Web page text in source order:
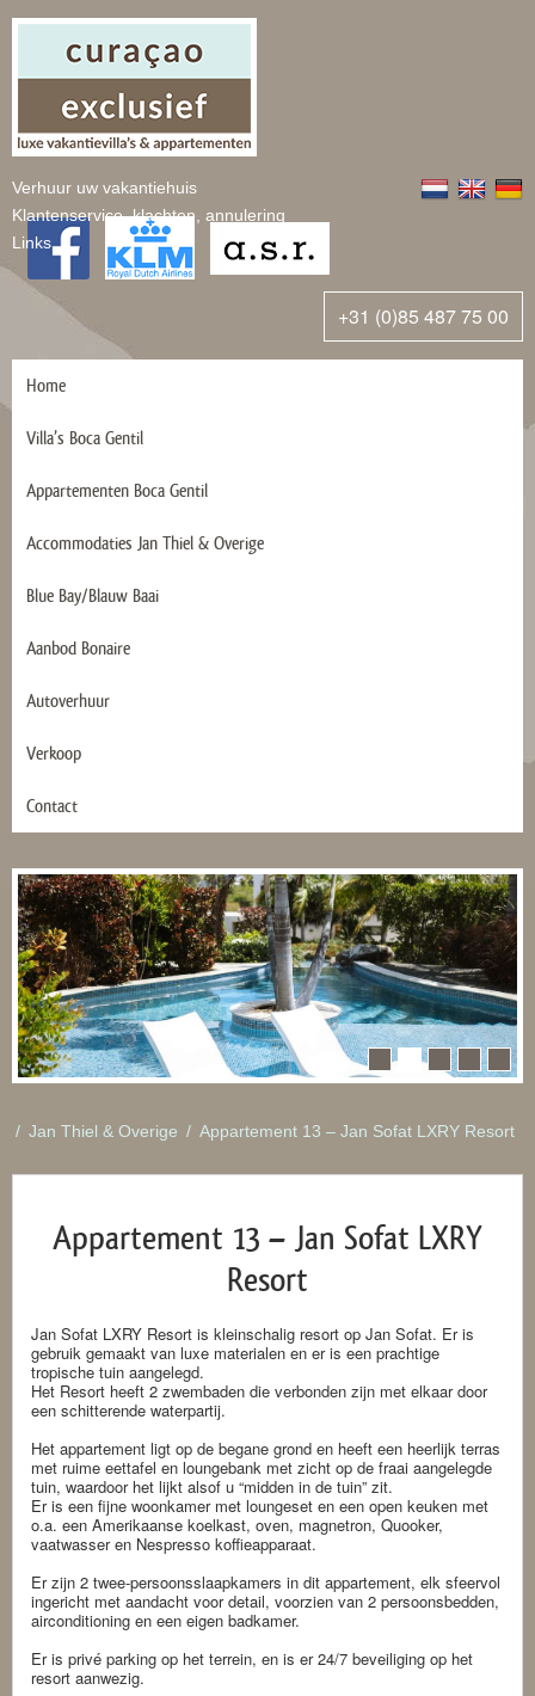
Verhuur uw vakantiehuis
Klantenservice, klachten, annulering
Links
+31 (0)85 487 75 00
Home
Villa’s Boca Gentil
Appartementen Boca Gentil
Accommodaties Jan Thiel & Overige
Blue Bay/Blauw Baai
Aanbod Bonaire
Autoverhuur
Verkoop
Contact
/ Jan Thiel & Overige / Appartement 13 – Jan Sofat LXRY Resort
Appartement 13 – Jan Sofat LXRY
Resort
Jan Sofat LXRY Resort is kleinschalig resort op Jan Sofat. Er is
gebruik gemaakt van luxe materialen en er is een prachtige
tropische tuin aangelegd.
Het Resort heeft 2 zwembaden die verbonden zijn met elkaar door
een schitterende waterpartij.
Het appartement ligt op de begane grond en heeft een heerlijk terras
met ruime eettafel en loungebank met zicht op de fraai aangelegde
tuin, waardoor het lijkt alsof u “midden in de tuin” zit.
Er is een fijne woonkamer met loungeset en een open keuken met
o.a. een Amerikaanse koelkast, oven, magnetron, Quooker,
vaatwasser en Nespresso koffieapparaat.
Er zijn 2 twee-persoonsslaapkamers in dit appartement, elk sfeervol
ingericht met aandacht voor detail, voorzien van 2 persoonsbedden,
airconditioning en een eigen badkamer.
Er is privé parking op het terrein, en is er 24/7 beveiliging op het
resort aanwezig.